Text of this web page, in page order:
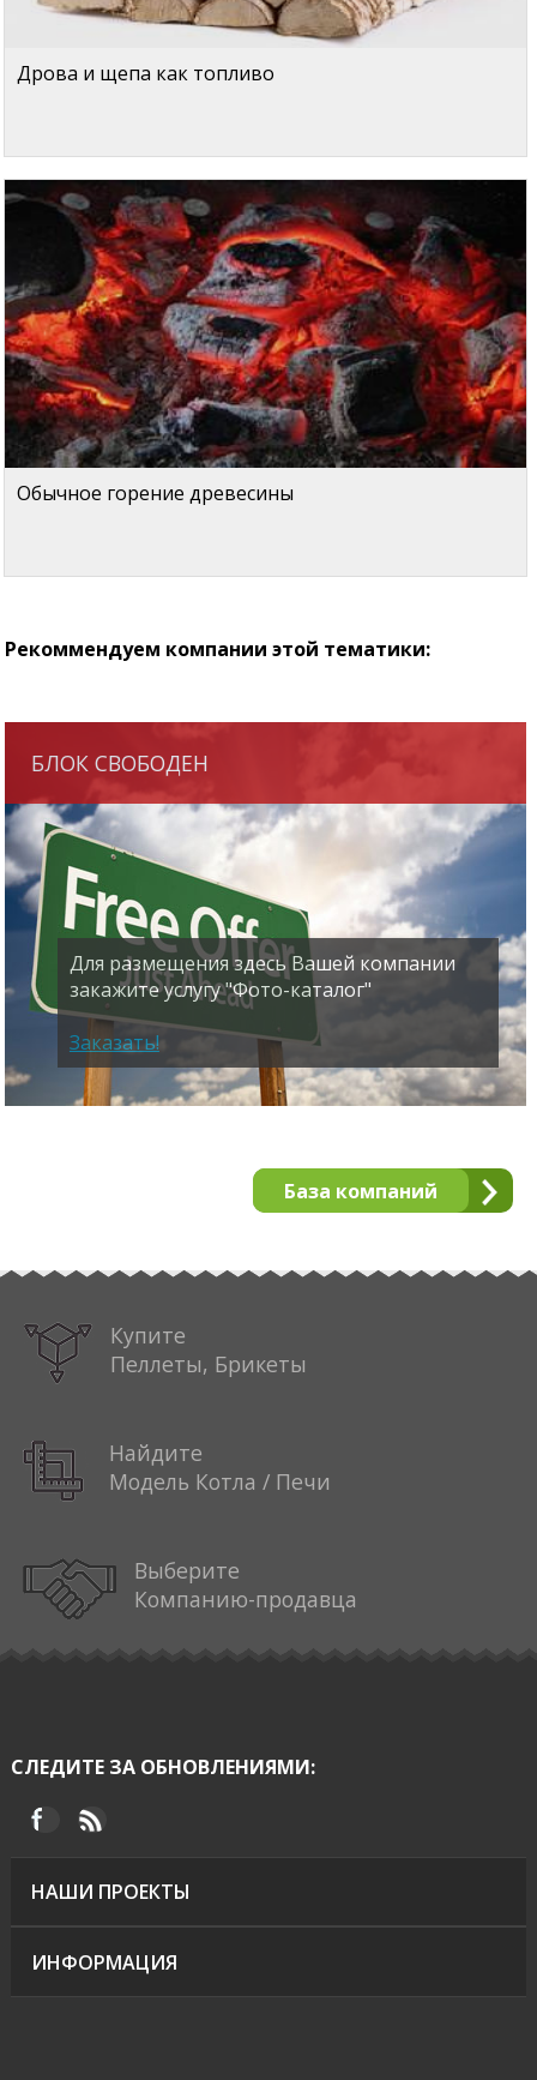
Дрова и щепа как топливо
Обычное горение древесины
Рекоммендуем компании этой тематики:
БЛОК СВОБОДЕН
Для размещения здесь Вашей компании
закажите услугу "Фото-каталог"
Заказать!
База компаний
Купите
Пеллеты, Брикеты
Найдите
Модель Котла / Печи
Выберите
Компанию-продавца
СЛЕДИТЕ ЗА ОБНОВЛЕНИЯМИ:
НАШИ ПРОЕКТЫ
ИНФОРМАЦИЯ